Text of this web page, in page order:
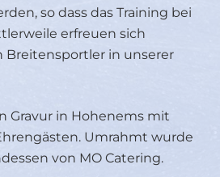
so dass das Training bei
erfreuen sich
Breitensportler in unserer
Gravur in Hohenems mit
Umrahmt wurde
von MO Catering.